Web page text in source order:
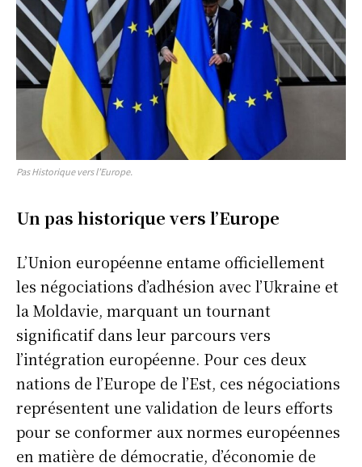
Pas Historique vers l’Europe.
Un pas historique vers l’Europe
L’Union européenne entame officiellement
les négociations d’adhésion avec l’Ukraine et
la Moldavie, marquant un tournant
significatif dans leur parcours vers
l’intégration européenne. Pour ces deux
nations de l’Europe de l’Est, ces négociations
représentent une validation de leurs efforts
pour se conformer aux normes européennes
en matière de démocratie, d’économie de